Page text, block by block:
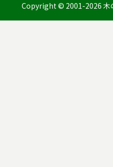
Copyright © 2001-2026 木